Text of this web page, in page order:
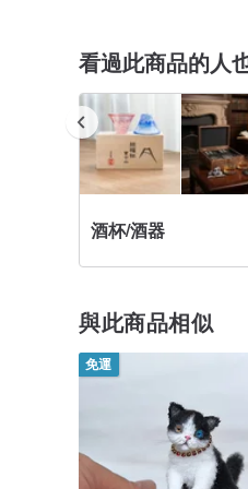
看過此商品的人
酒杯/酒器
與此商品相似
免運